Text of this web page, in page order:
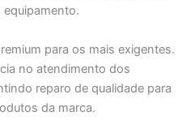
para os mais exigentes.
no atendimento dos
reparo de qualidade para
da marca.